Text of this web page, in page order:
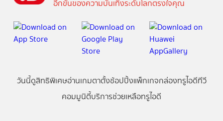
อีกขั้นของความบันเทิงระดับโลกตรงใจคุณ
วันนี้ดูสิทธิพิเศษอ่านเกมตาตั้งช้อปปิ้งแพ็กเกจกล่องทรูไอดีทีวี
คอมมูนิตี้บริการช่วยเหลือทรูไอดี